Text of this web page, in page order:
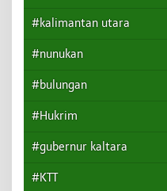
#kalimantan utara
#nunukan
#bulungan
#Hukrim
#gubernur kaltara
#KTT